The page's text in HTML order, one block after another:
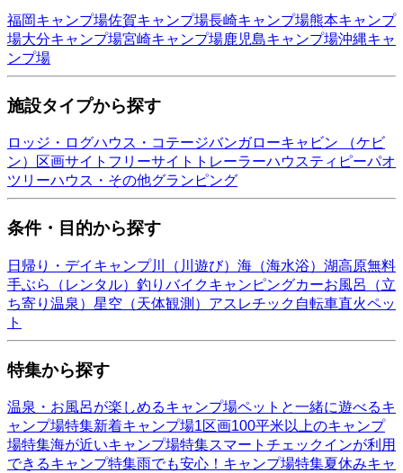
福岡キャンプ場佐賀キャンプ場長崎キャンプ場熊本キャンプ
場大分キャンプ場宮崎キャンプ場鹿児島キャンプ場沖縄キャ
ンプ場
施設タイプから探す
ロッジ・ログハウス・コテージバンガローキャビン （ケビ
ン）
区画サイト フリーサイト トレーラーハウスティピーパオ
ツリーハウス・その他グランピング
条件・目的から探す
日帰り・デイキャンプ川（川遊び） 海（海水浴） 湖高原無料
手ぶら（レンタル） 釣り バイクキャンピングカーお風呂（立
ち寄り温泉） 星空（天体観測） アスレチック 自転車直火ペッ
ト
特集から探す
温泉・お風呂が楽しめるキャンプ場ペットと一緒に遊べるキ
ャンプ場特集新着キャンプ場1区画100平米以上のキャンプ
場特集海が近いキャンプ場特集スマートチェックインが利用
できるキャンプ特集雨でも安心！キャンプ場特集夏休みキャ